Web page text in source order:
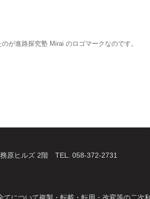
が進路探究塾 Mirai のロゴマークなのです。
原ヒルズ 2階 TEL. 058-372-2731